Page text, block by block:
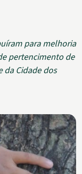
para melhoria
pertencimento de
da Cidade dos